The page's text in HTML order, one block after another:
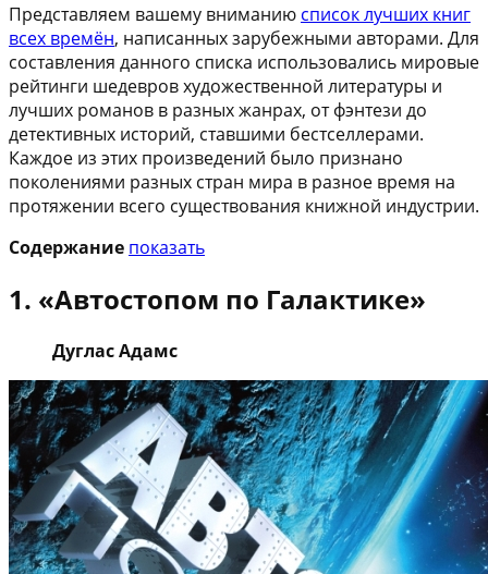
Представляем вашему вниманию список лучших книг
всех времён, написанных зарубежными авторами. Для
составления данного списка использовались мировые
рейтинги шедевров художественной литературы и
лучших романов в разных жанрах, от фэнтези до
детективных историй, ставшими бестселлерами.
Каждое из этих произведений было признано
поколениями разных стран мира в разное время на
протяжении всего существования книжной индустрии.
Содержание показать
1. «Автостопом по Галактике»
Дуглас Адамс